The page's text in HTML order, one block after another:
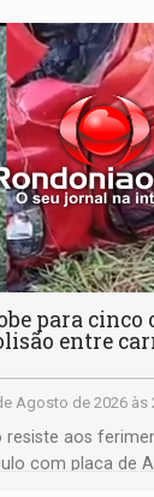
para
entre
Agosto de 2026 às
resiste aos
com placa de